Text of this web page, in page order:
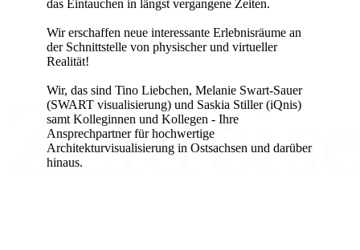
das Eintauchen in längst vergangene Zeiten.
Wir erschaffen neue interessante Erlebnisräume an
der Schnittstelle von physischer und virtueller
Realität!
Wir, das sind Tino Liebchen, Melanie Swart-Sauer
(SWART visualisierung) und Saskia Stiller (iQnis)
samt Kolleginnen und Kollegen - Ihre
Ansprechpartner für hochwertige
Architekturvisualisierung in Ostsachsen und darüber
hinaus.